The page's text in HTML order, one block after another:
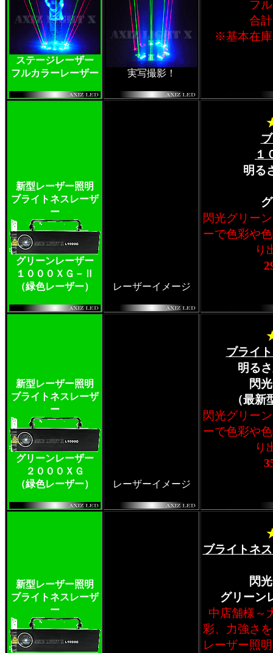
ステージレーザー
フルカラーレーザー
実写撮影！
フ
合
※基本在庫
新型レーザー照明
ブライトネスレーザ
ー
グリーンレーザー
１０００ＸＧ－Ⅱ
（緑色レーザー）
レーザーイメージ
１
明る
閃光グリー
ーで色彩や
り
新型レーザー照明
ブライトネスレーザ
ー
グリーンレーザー
２０００ＸＧ
（緑色レーザー）
レーザーイメージ
ブライ
明る
閃
（最
閃光グリー
ーで色彩や
り
新型レーザー照明
ブライトネスレーザ
ー
ブライトネ
閃
グリーン
中店舗様～
彩、力強さ
レーザー照